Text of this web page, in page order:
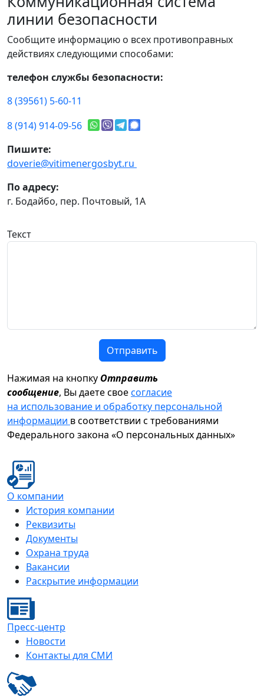
линии безопасности
Сообщите информацию о всех противоправных
действиях следующими способами:
телефон службы безопасности:
8 (39561) 5-60-11
8 (914) 914-09-56
Пишите:
doverie@vitimenergosbyt.ru
По адресу:
г. Бодайбо, пер. Почтовый, 1А
Текст
Отправить
Нажимая на кнопку Отправить
сообщение, Вы даете своесогласие
на использование и обработку персональной
информации в соответствии с требованиями
Федерального закона «О персональных данных»
О компании
История компании
Реквизиты
Документы
Охрана труда
Вакансии
Раскрытие информации
Пресс-центр
Новости
Контакты для СМИ